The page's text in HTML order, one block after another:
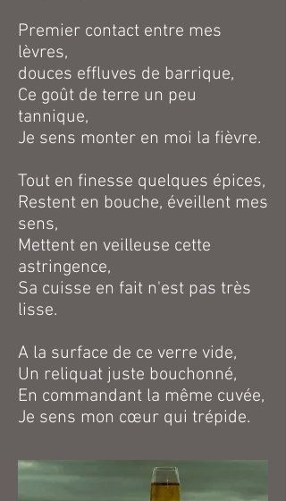
Premier contact entre mes
lèvres,
douces effluves de barrique,
Ce goût de terre un peu
tannique,
Je sens monter en moi la fièvre.
Tout en finesse quelques épices,
Restent en bouche, éveillent mes
sens,
Mettent en veilleuse cette
astringence,
Sa cuisse en fait n'est pas très
lisse.
A la surface de ce verre vide,
Un reliquat juste bouchonné,
En commandant la même cuvée,
Je sens mon cœur qui trépide.